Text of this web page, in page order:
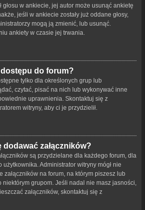
głosu w ankiecie, jej autor może usunąć ankietę
jeśli w ankiecie zostały już oddane głosy,
mogą ją zmienić, lub usunąć.
ankiety w czasie jej trwania.
do forum?
tylko dla określonych grup lub
czytać, pisać na nich lub wykonywać inne
uprawnienia. Skontaktuj się z
witryny, aby ci je przydzielił.
dodawać załączników?
są przydzielane dla każdego forum, dla
Administrator witryny mógł nie
załączników na forum, na którym piszesz lub
niektórym grupom. Jeśli nadal nie masz jasności,
załączników, skontaktuj się z